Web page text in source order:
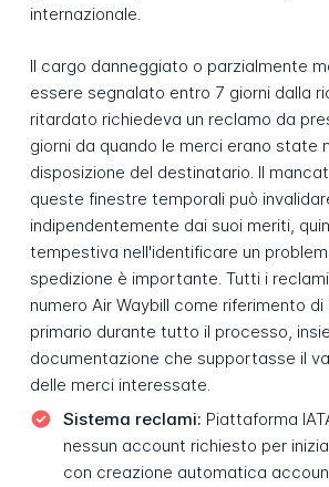
internazionale.
Il cargo danneggiato o parzialmente
essere segnalato entro 7 giorni dalla
ritardato richiedeva un reclamo da
giorni da quando le merci erano state
disposizione del destinatario. Il
queste finestre temporali può
indipendentemente dai suoi meriti,
tempestiva nell'identificare un
spedizione è importante. Tutti i
numero Air Waybill come riferimento
primario durante tutto il processo,
documentazione che supportasse il
delle merci interessate.
Sistema reclami: Piattaforma
nessun account richiesto per
con creazione automatica